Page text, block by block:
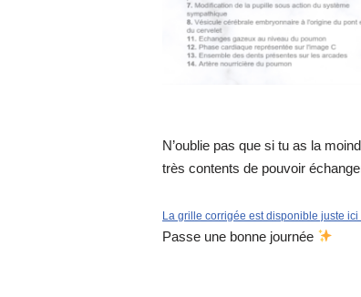
N’oublie pas que si tu as la
très contents de pouvoir
La grille corrigée est disponible juste ici
Passe une bonne journée